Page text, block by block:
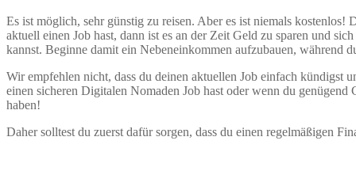
Es ist möglich, sehr günstig zu reisen. Aber es ist niemals
aktuell einen Job hast, dann ist es an der Zeit Geld zu sparen und
kannst. Beginne damit ein Nebeneinkommen aufzubauen, während
Wir empfehlen nicht, dass du deinen aktuellen Job einfach kündigst
einen sicheren Digitalen Nomaden Job hast oder wenn du
haben!
Daher solltest du zuerst dafür sorgen, dass du einen regelmäßigen